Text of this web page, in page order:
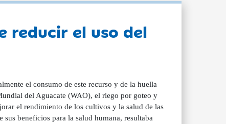
reducir el uso del
el consumo de este recurso y de la huella
del Aguacate (WAO), el riego por goteo y
el rendimiento de los cultivos y la salud de las
sus beneficios para la salud humana, resultaba